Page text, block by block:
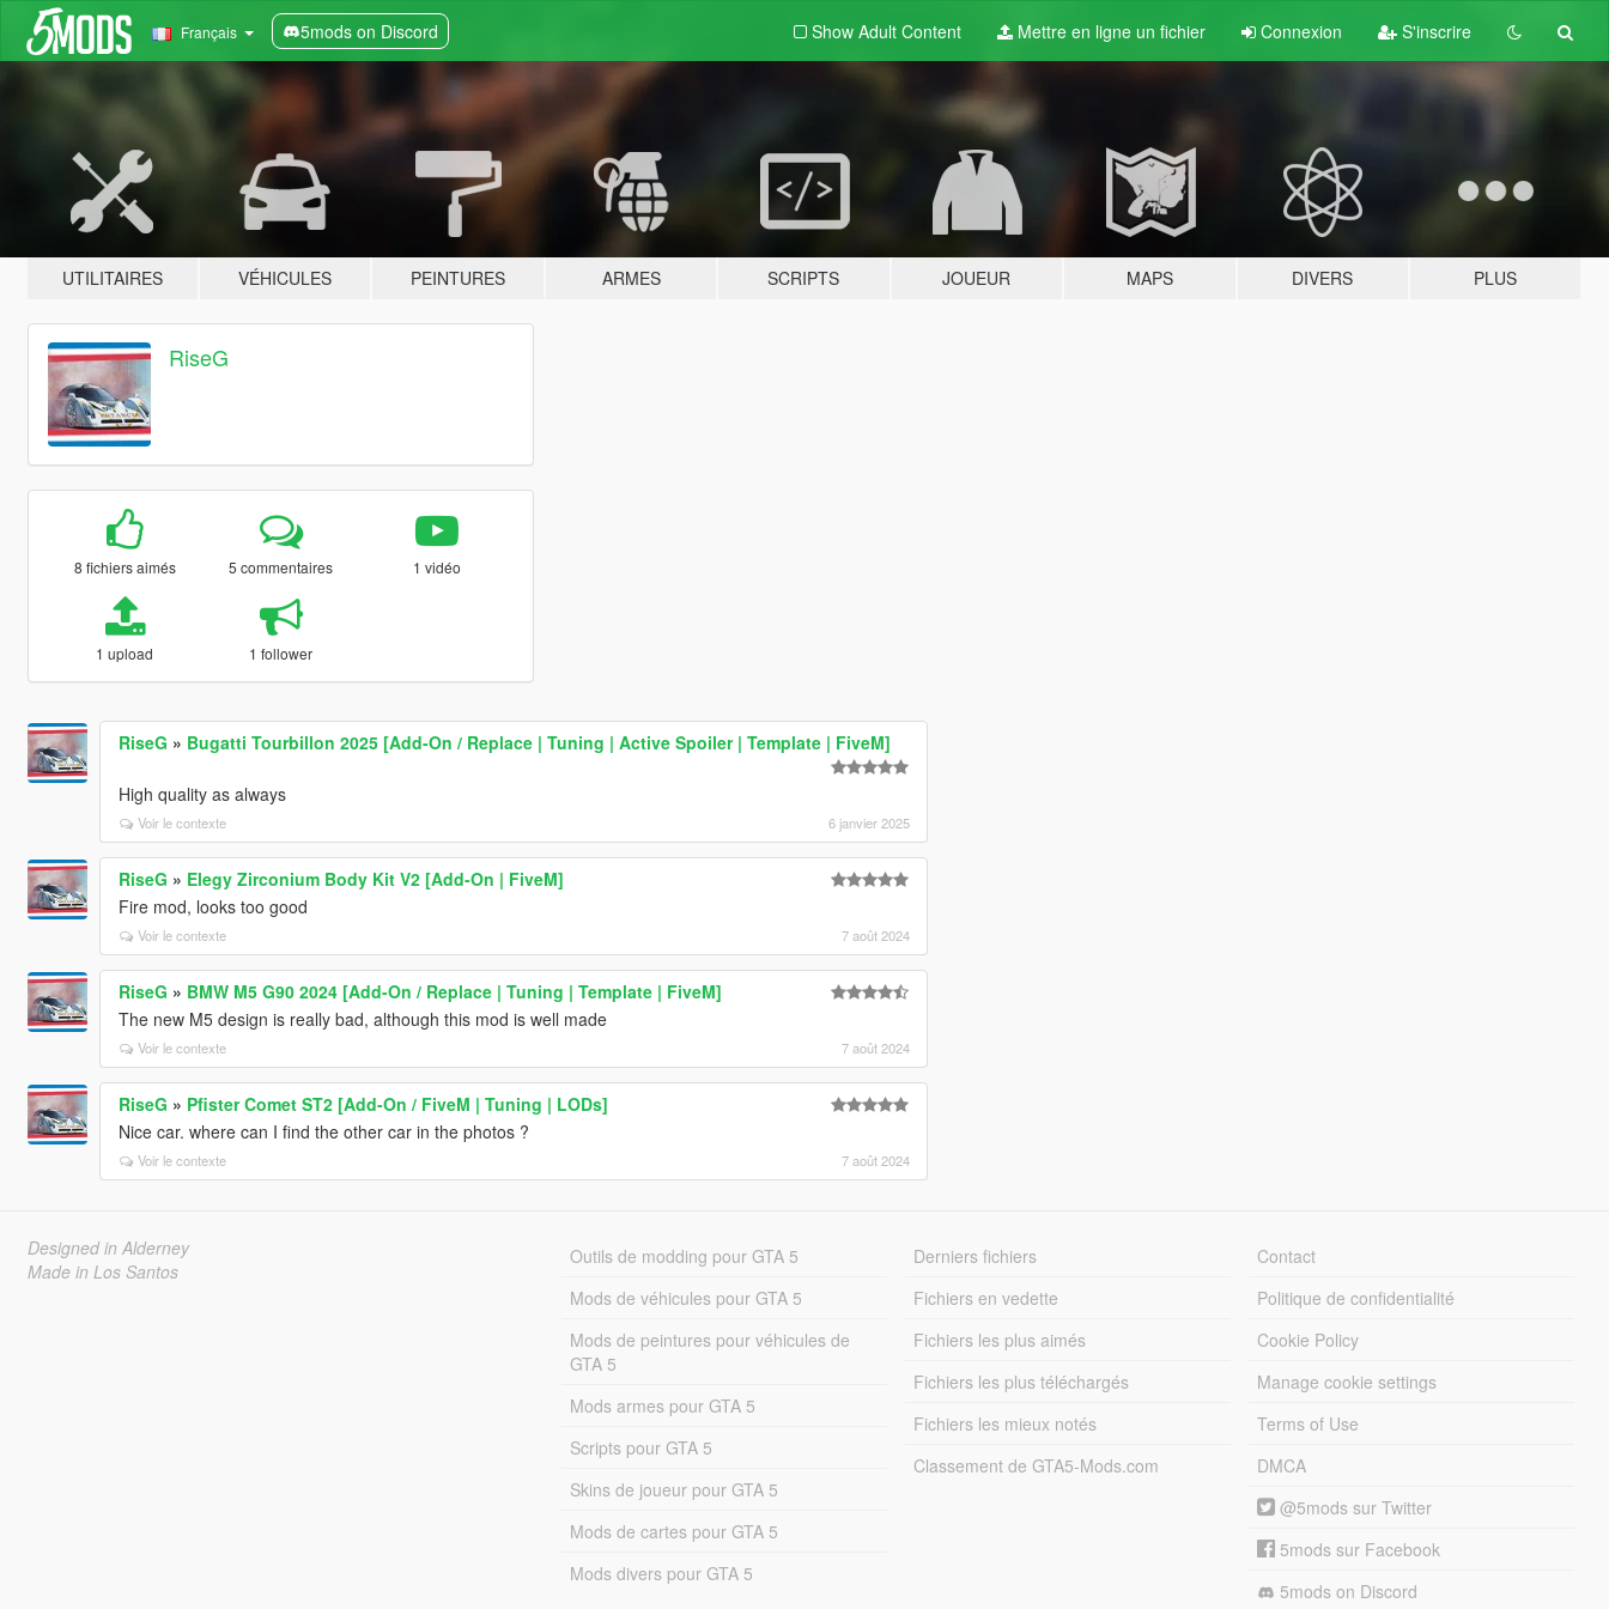
Français 5mods on Discord Show Adult Content Mettre en ligne un fichier Connexion S'inscrire
UTILITAIRES VÉHICULES PEINTURES ARMES SCRIPTS JOUEUR MAPS DIVERS PLUS
RiseG
8 fichiers aimés 5 commentaires 1 vidéo
1 upload 1 follower
RiseG » Bugatti Tourbillon 2025 [Add-On / Replace | Tuning | Active Spoiler | Template | FiveM]
High quality as always
Voir le contexte 6 janvier 2025
RiseG » Elegy Zirconium Body Kit V2 [Add-On | FiveM]
Fire mod, looks too good
Voir le contexte 7 août 2024
RiseG » BMW M5 G90 2024 [Add-On / Replace | Tuning | Template | FiveM]
The new M5 design is really bad, although this mod is well made
Voir le contexte 7 août 2024
RiseG » Pfister Comet ST2 [Add-On / FiveM | Tuning | LODs]
Nice car. where can I find the other car in the photos ?
Voir le contexte 7 août 2024
Designed in Alderney
Made in Los Santos
Outils de modding pour GTA 5
Mods de véhicules pour GTA 5
Mods de peintures pour véhicules de
GTA 5
Mods armes pour GTA 5
Scripts pour GTA 5
Skins de joueur pour GTA 5
Mods de cartes pour GTA 5
Mods divers pour GTA 5
Derniers fichiers
Fichiers en vedette
Fichiers les plus aimés
Fichiers les plus téléchargés
Fichiers les mieux notés
Classement de GTA5-Mods.com
Contact
Politique de confidentialité
Cookie Policy
Manage cookie settings
Terms of Use
DMCA
@5mods sur Twitter
5mods sur Facebook
5mods on Discord